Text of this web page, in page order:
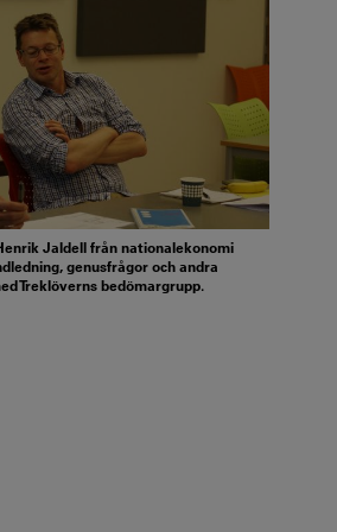
Jaldell från nationalekonomi
genusfrågor och andra
Treklöverns bedömargrupp.